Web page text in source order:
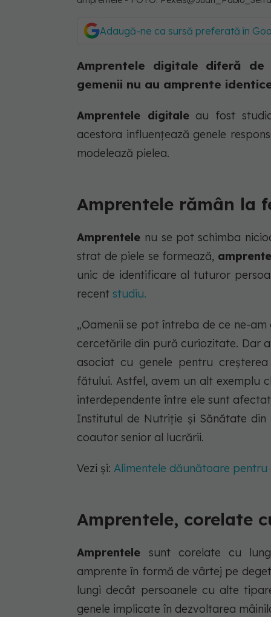
Adaugă-ne ca sursă preferată în
Amprentele digitale diferă
gemenii nu au amprente
Amprentele digitaleau fost
acestora influențează genele
modelează pielea.
Amprentele rămân la
Amprentele nu se pot schimba
strat de piele se formează,
unic de identificare al tuturor
recent studiu.
„Oamenii se pot întreba de ce ne-
cercetările din pură curiozitate. Dar
asociat cu genele pentru
fătului. Astfel, avem un alt exemplu
interdependente între ele sunt
Institutul de Nutriție și Sănătate din
coautor senior al lucrării.
Vezi și: Alimentele dăunătoare pentru
Amprentele, corelate
Amprentele sunt corelate cu
amprente în formă de vârtej pe
lungi decât persoanele cu alte
genele implicate în dezvoltarea